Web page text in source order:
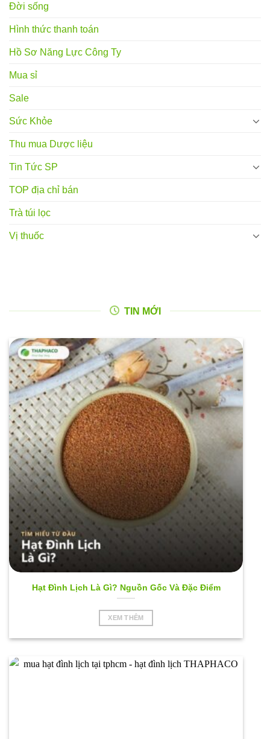
Đời sống
Hình thức thanh toán
Hồ Sơ Năng Lực Công Ty
Mua sỉ
Sale
Sức Khỏe
Thu mua Dược liệu
Tin Tức SP
TOP địa chỉ bán
Trà túi lọc
Vị thuốc
TIN MỚI
Hạt Đình Lịch Là Gì? Nguồn Gốc Và Đặc Điểm
XEM THÊM